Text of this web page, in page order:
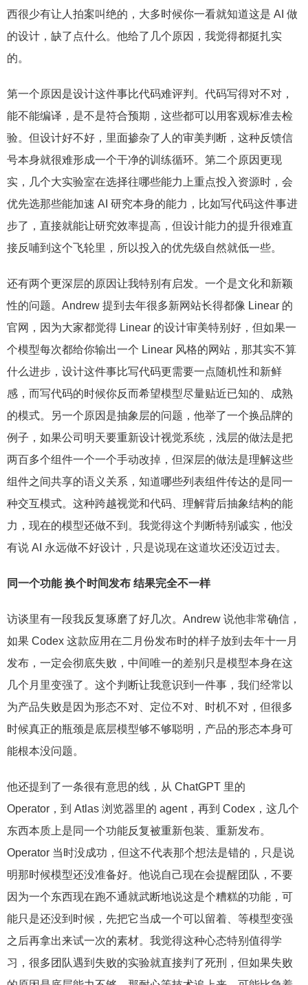
西很少有让人拍案叫绝的，大多时候你一看就知道这是 AI 做
的设计，缺了点什么。他给了几个原因，我觉得都挺扎实
的。
第一个原因是设计这件事比代码难评判。代码写得对不对，
能不能编译，是不是符合预期，这些都可以用客观标准去检
验。但设计好不好，里面掺杂了人的审美判断，这种反馈信
号本身就很难形成一个干净的训练循环。第二个原因更现
实，几个大实验室在选择往哪些能力上重点投入资源时，会
优先选那些能加速 AI 研究本身的能力，比如写代码这件事进
步了，直接就能让研究效率提高，但设计能力的提升很难直
接反哺到这个飞轮里，所以投入的优先级自然就低一些。
还有两个更深层的原因让我特别有启发。一个是文化和新颖
性的问题。Andrew 提到去年很多新网站长得都像 Linear 的
官网，因为大家都觉得 Linear 的设计审美特别好，但如果一
个模型每次都给你输出一个 Linear 风格的网站，那其实不算
什么进步，设计这件事比写代码更需要一点随机性和新鲜
感，而写代码的时候你反而希望模型尽量贴近已知的、成熟
的模式。另一个原因是抽象层的问题，他举了一个换品牌的
例子，如果公司明天要重新设计视觉系统，浅层的做法是把
两百多个组件一个一个手动改掉，但深层的做法是理解这些
组件之间共享的语义关系，知道哪些列表组件传达的是同一
种交互模式。这种跨越视觉和代码、理解背后抽象结构的能
力，现在的模型还做不到。我觉得这个判断特别诚实，他没
有说 AI 永远做不好设计，只是说现在这道坎还没迈过去。
同一个功能 换个时间发布 结果完全不一样
访谈里有一段我反复琢磨了好几次。Andrew 说他非常确信，
如果 Codex 这款应用在二月份发布时的样子放到去年十一月
发布，一定会彻底失败，中间唯一的差别只是模型本身在这
几个月里变强了。这个判断让我意识到一件事，我们经常以
为产品失败是因为形态不对、定位不对、时机不对，但很多
时候真正的瓶颈是底层模型够不够聪明，产品的形态本身可
能根本没问题。
他还提到了一条很有意思的线，从 ChatGPT 里的
Operator，到 Atlas 浏览器里的 agent，再到 Codex，这几个
东西本质上是同一个功能反复被重新包装、重新发布。
Operator 当时没成功，但这不代表那个想法是错的，只是说
明那时候模型还没准备好。他说自己现在会提醒团队，不要
因为一个东西现在跑不通就武断地说这是个糟糕的功能，可
能只是还没到时候，先把它当成一个可以留着、等模型变强
之后再拿出来试一次的素材。我觉得这种心态特别值得学
习，很多团队遇到失败的实验就直接判了死刑，但如果失败